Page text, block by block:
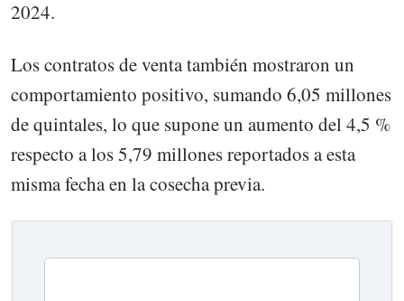
2024.
Los contratos de venta también mostraron un
comportamiento positivo, sumando 6,05 millones
de quintales, lo que supone un aumento del 4,5 %
respecto a los 5,79 millones reportados a esta
misma fecha en la cosecha previa.